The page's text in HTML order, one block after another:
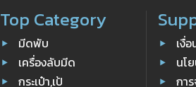
Top Category
มีดพับ
เครื่องลับมีด
กระเป๋า,เป้
เงื่
นโ
กา